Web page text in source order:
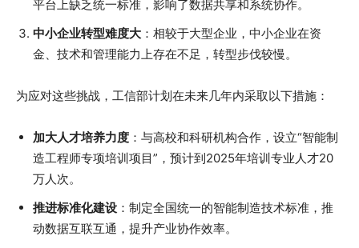
平台上缺乏统一标准，影响了数据共享和系统协作。
中小企业转型难度大 ：相较于大型企业，中小企业在资
金、技术和管理能力上存在不足，转型步伐较慢。
为应对这些挑战，工信部计划在未来几年内采取以下措施：
加大人才培养力度 ：与高校和科研机构合作，设立“智能制
造工程师专项培训项目”，预计到2025年培训专业人才20
万人次。
推进标准化建设 ：制定全国统一的智能制造技术标准，推
动数据互联互通，提升产业协作效率。